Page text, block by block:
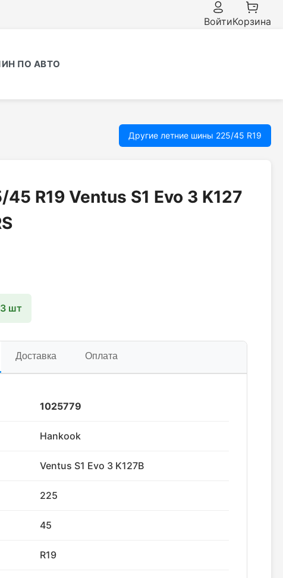
ВойтиКорзина
ПО АВТО
Другие летние шины 225/45 R19
R19 Ventus S1 Evo 3 K127
шт
Доставка Оплата
1025779
Hankook
Ventus S1 Evo 3 K127B
225
45
R19